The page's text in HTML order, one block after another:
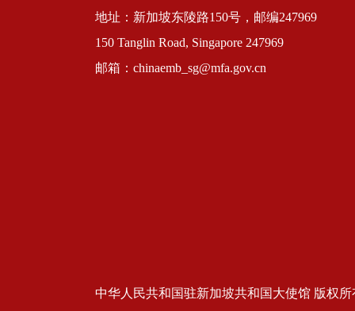
地址：新加坡东陵路150号，邮编247969
150 Tanglin Road, Singapore 247969
邮箱：chinaemb_sg@mfa.gov.cn
中华人民共和国驻新加坡共和国大使馆 版权所